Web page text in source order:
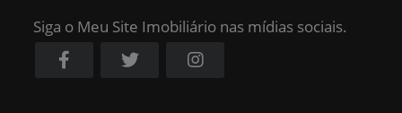
Siga o Meu Site Imobiliário nas mídias sociais.